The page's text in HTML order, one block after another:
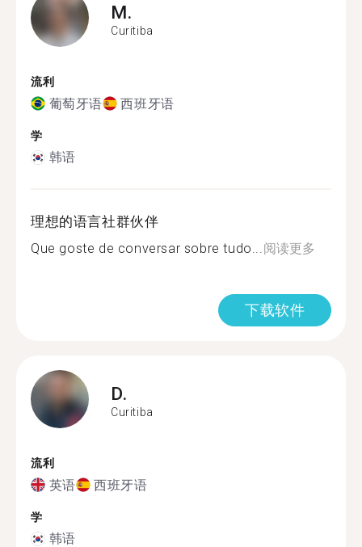
M.
Curitiba
流利
葡萄牙语 西班牙语
学
韩语
理想的语言社群伙伴
Que goste de conversar sobre tudo...阅读更多
下载软件
D.
Curitiba
流利
英语 西班牙语
学
韩语